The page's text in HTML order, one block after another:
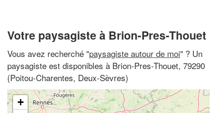
Votre paysagiste à Brion-Pres-Thouet
Vous avez recherché "paysagiste autour de moi" ? Un
paysagiste est disponibles à Brion-Pres-Thouet, 79290
(Poitou-Charentes, Deux-Sèvres)
+